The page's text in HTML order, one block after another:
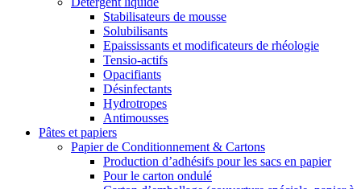
Stabilisateurs de mousse
Solubilisants
Epaississants et modificateurs de rhéologie
Tensio-actifs
Opacifiants
Désinfectants
Hydrotropes
Antimousses
Pâtes et papiers
Papier de Conditionnement & Cartons
Production d’adhésifs pour les sacs en papier
Pour le carton ondulé